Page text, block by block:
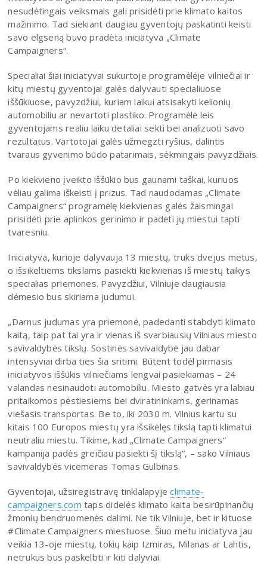
nesudėtingais veiksmais gali prisidėti prie klimato kaitos
mažinimo. Tad siekiant daugiau gyventojų paskatinti keisti
savo elgseną buvo pradėta iniciatyva „Climate
Campaigners“.
Specialiai šiai iniciatyvai sukurtoje programėlėje vilniečiai ir
kitų miestų gyventojai galės dalyvauti specialiuose
iššūkiuose, pavyzdžiui, kuriam laikui atsisakyti kelionių
automobiliu ar nevartoti plastiko. Programėlė leis
gyventojams realiu laiku detaliai sekti bei analizuoti savo
rezultatus. Vartotojai galės užmegzti ryšius, dalintis
tvaraus gyvenimo būdo patarimais, sėkmingais pavyzdžiais.
Po kiekvieno įveikto iššūkio bus gaunami taškai, kuriuos
vėliau galima iškeisti į prizus. Tad naudodamas „Climate
Campaigners“ programėlę kiekvienas galės žaismingai
prisidėti prie aplinkos gerinimo ir padėti jų miestui tapti
tvaresniu.
Iniciatyva, kurioje dalyvauja 13 miestų, truks dvejus metus,
o išsikeltiems tikslams pasiekti kiekvienas iš miestų taikys
specialias priemones. Pavyzdžiui, Vilniuje daugiausia
dėmesio bus skiriama judumui.
„Darnus judumas yra priemonė, padedanti stabdyti klimato
kaitą, taip pat tai yra ir vienas iš svarbiausių Vilniaus miesto
savivaldybės tikslų. Sostinės savivaldybė jau dabar
intensyviai dirba ties šia sritimi. Būtent todėl pirmasis
iniciatyvos iššūkis vilniečiams lengvai pasiekiamas – 24
valandas nesinaudoti automobiliu. Miesto gatvės yra labiau
pritaikomos pėstiesiems bei dviratininkams, gerinamas
viešasis transportas. Be to, iki 2030 m. Vilnius kartu su
kitais 100 Europos miestų yra išsikėlęs tikslą tapti klimatui
neutraliu miestu. Tikime, kad „Climate Campaigners“
kampanija padės greičiau pasiekti šį tikslą“, – sako Vilniaus
savivaldybės vicemeras Tomas Gulbinas.
Gyventojai, užsiregistravę tinklalapyjeclimate-
campaigners.com taps didelės klimato kaita besirūpinančių
žmonių bendruomenės dalimi. Ne tik Vilniuje, bet ir kituose
#Climate Campaigners miestuose. Šiuo metu iniciatyva jau
veikia 13-oje miestų, tokių kaip Izmiras, Milanas ar Lahtis,
netrukus bus paskelbti ir kiti dalyviai.